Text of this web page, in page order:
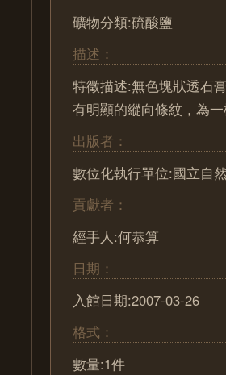
礦物分類:硫酸鹽
描述：
特徵描述:無色塊狀透石
有明顯的縱向條紋，為一
出版者：
數位化執行單位:國立自
貢獻者：
經手人:何恭算
日期：
入館日期:2007-03-26
格式：
數量:1件